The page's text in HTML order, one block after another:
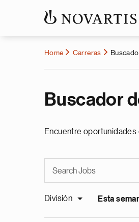
Home Carreras
Buscador
Encuentre oportunidades
División Esta